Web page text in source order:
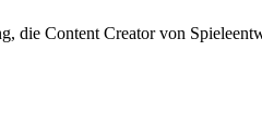
die Content Creator von